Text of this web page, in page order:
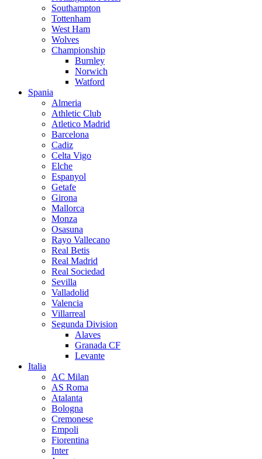
Southampton
Tottenham
West Ham
Wolves
Championship
Burnley
Norwich
Watford
Spania
Almeria
Athletic Club
Atletico Madrid
Barcelona
Cadiz
Celta Vigo
Elche
Espanyol
Getafe
Girona
Mallorca
Monza
Osasuna
Rayo Vallecano
Real Betis
Real Madrid
Real Sociedad
Sevilla
Valladolid
Valencia
Villarreal
Segunda Division
Alaves
Granada CF
Levante
Italia
AC Milan
AS Roma
Atalanta
Bologna
Cremonese
Empoli
Fiorentina
Inter